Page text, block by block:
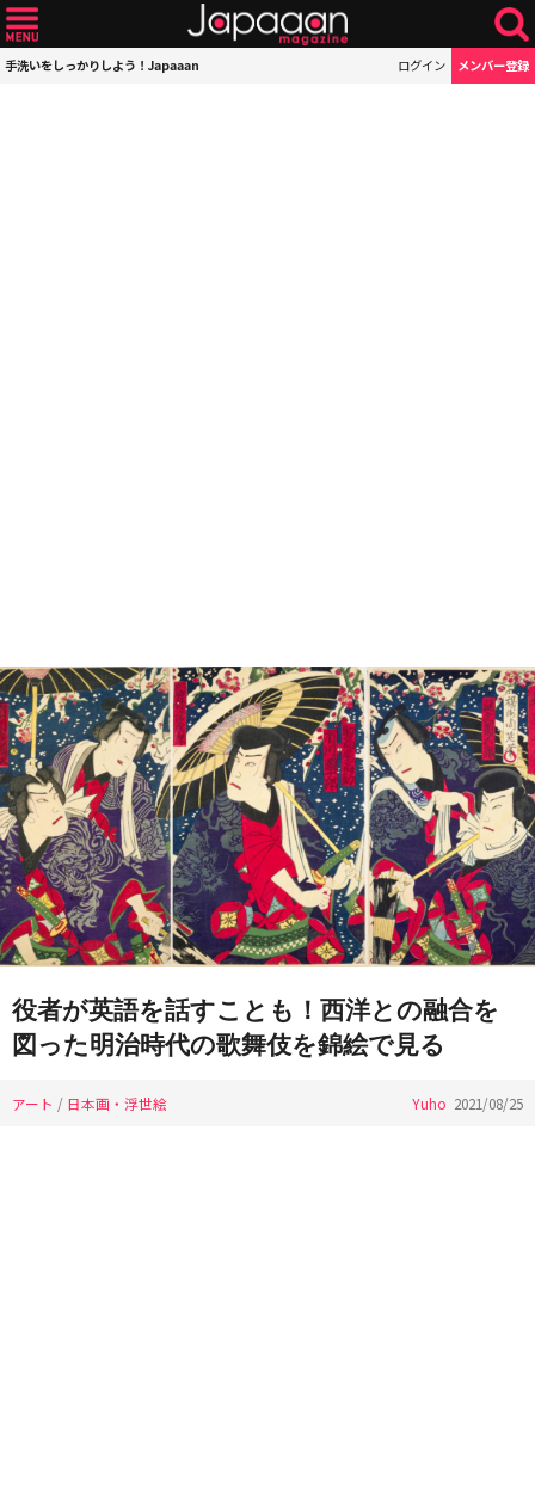
手洗いをしっかりしよう！Japaaan ログイン メンバー登録
役者が英語を話すことも！西洋との融合を
図った明治時代の歌舞伎を錦絵で見る
アート / 日本画・浮世絵 Yuho 2021/08/25